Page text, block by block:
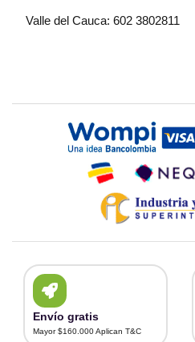
Valle del Cauca: 602 3802811
Envío gratis
Mayor $160.000 Aplican T&C